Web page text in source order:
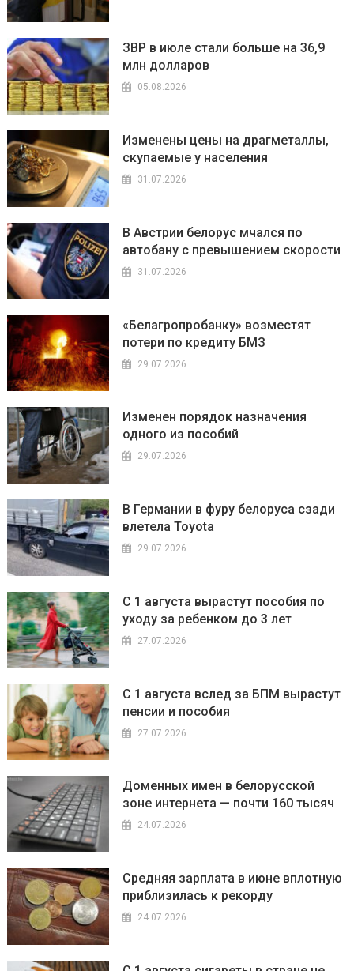
ЗВР в июле стали больше на 36,9
млн долларов
05.08.2026
Изменены цены на драгметаллы,
скупаемые у населения
31.07.2026
В Австрии белорус мчался по
автобану с превышением скорости
31.07.2026
«Белагропробанку» возместят
потери по кредиту БМЗ
29.07.2026
Изменен порядок назначения
одного из пособий
29.07.2026
В Германии в фуру белоруса сзади
влетела Toyota
29.07.2026
С 1 августа вырастут пособия по
уходу за ребенком до 3 лет
27.07.2026
С 1 августа вслед за БПМ вырастут
пенсии и пособия
27.07.2026
Доменных имен в белорусской
зоне интернета — почти 160 тысяч
24.07.2026
Средняя зарплата в июне вплотную
приблизилась к рекорду
24.07.2026